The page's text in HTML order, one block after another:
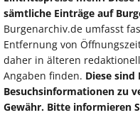
sämtliche Einträge auf
Burgenarchiv.de umfasst
Entfernung von
daher in älteren
Angaben finden. Diese sind
Besuchsinformationen zu
Gewähr. Bitte informieren